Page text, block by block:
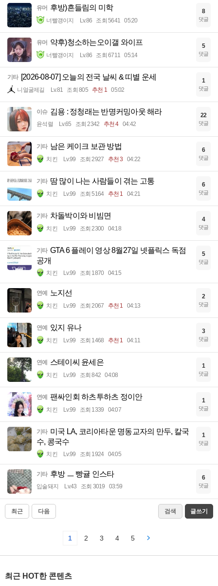
유머 후방)흔들림의 미학
너빨갱이지 Lv.86 조회 5641 05:20
8
댓글
유머 약후)청소하는오이갤 와이프
너빨갱이지 Lv.86 조회 6711 05:14
5
댓글
기타 [2026-08-07] 오늘의 전국 날씨 & 띠별 운세
니얼굴제길 Lv.81 조회 805 추천 1 05:02
1
댓글
이슈 김용 : 정청래는 반명커밍아웃 해라
윤석렬 Lv.65 조회 2342 추천 4 04:42
22
댓글
기타 남은 케이크 보관 방법
치킨 Lv.99 조회 2927 추천 3 04:22
6
댓글
기타 땀 많이 나는 사람들이 겪는 고통
치킨 Lv.99 조회 5164 추천 1 04:21
6
댓글
기타 차돌박이와 비빔면
치킨 Lv.99 조회 2300 04:18
4
댓글
기타 GTA 6 플레이 영상 8월27일 넷플릭스 독점
공개
치킨 Lv.99 조회 1870 04:15
5
댓글
연예 노지선
치킨 Lv.99 조회 2067 추천 1 04:13
2
댓글
연예 있지 유나
치킨 Lv.99 조회 1468 추천 1 04:11
3
댓글
연예 스테이씨 윤세은
치킨 Lv.99 조회 842 04:08
1
댓글
연예 팬싸인회 하츠투하츠 정이안
치킨 Lv.99 조회 1339 04:07
1
댓글
기타 미국 LA, 코리아타운 명동교자의 만두, 칼국
수, 콩국수
치킨 Lv.99 조회 1924 04:05
1
댓글
기타 후방 ㅡ 빵귤 인스타
입술돼지 Lv.43 조회 3019 03:59
6
댓글
최근 다음 검색 글쓰기
1 2 3 4 5
최근 HOT한 콘텐츠